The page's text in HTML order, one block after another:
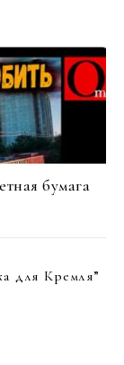
бумага
для Кремля”